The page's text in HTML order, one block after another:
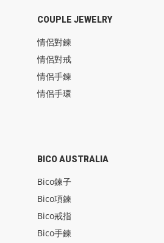
COUPLE JEWELRY
情侶對鍊
情侶對戒
情侶手鍊
情侶手環
BICO AUSTRALIA
Bico鍊子
Bico項鍊
Bico戒指
Bico手鍊